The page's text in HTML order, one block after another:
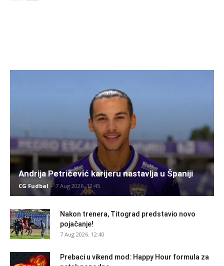
Andrija Petričević karijeru nastavlja u Španiji
CG Fudbal - 7 Aug 2026. 12:45
Nakon trenera, Titograd predstavio novo
pojačanje!
7 Aug 2026. 12:40
Prebaci u vikend mod: Happy Hour formula za